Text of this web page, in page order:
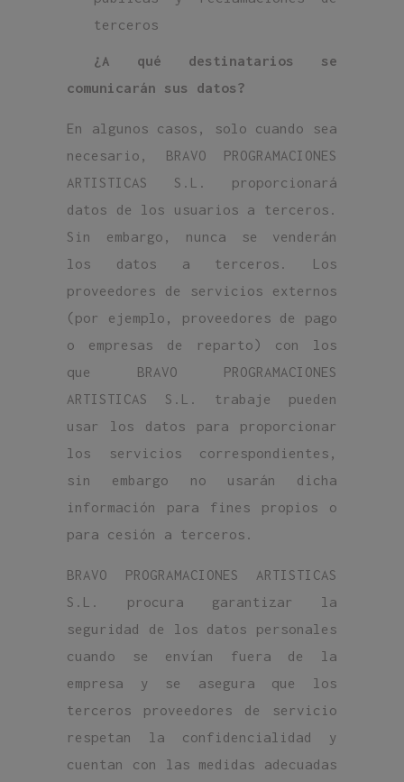
terceros
¿A qué destinatarios se
comunicarán sus datos?
En algunos casos, solo cuando sea
necesario, BRAVO PROGRAMACIONES
ARTISTICAS S.L. proporcionará
datos de los usuarios a terceros.
Sin embargo, nunca se venderán
los datos a terceros. Los
proveedores de servicios externos
(por ejemplo, proveedores de pago
o empresas de reparto) con los
que BRAVO PROGRAMACIONES
ARTISTICAS S.L. trabaje pueden
usar los datos para proporcionar
los servicios correspondientes,
sin embargo no usarán dicha
información para fines propios o
para cesión a terceros.
BRAVO PROGRAMACIONES ARTISTICAS
S.L. procura garantizar la
seguridad de los datos personales
cuando se envían fuera de la
empresa y se asegura que los
terceros proveedores de servicio
respetan la confidencialidad y
cuentan con las medidas adecuadas